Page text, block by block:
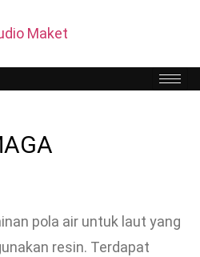
pola air untuk laut yang
resin. Terdapat